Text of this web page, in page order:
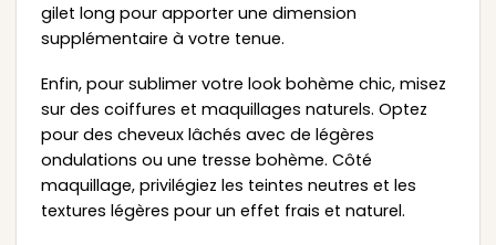
gilet long pour apporter une dimension
supplémentaire à votre tenue.
Enfin, pour sublimer votre look bohème chic, misez
sur des coiffures et maquillages naturels. Optez
pour des cheveux lâchés avec de légères
ondulations ou une tresse bohème. Côté
maquillage, privilégiez les teintes neutres et les
textures légères pour un effet frais et naturel.